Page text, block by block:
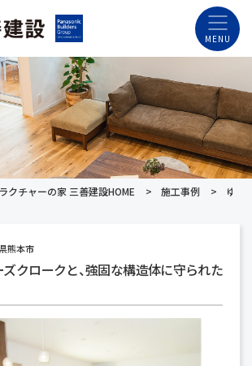
クチャーの家 三善建設HOME 施工事例 ゆと
熊本市
クロークと、強固な構造体に守られた